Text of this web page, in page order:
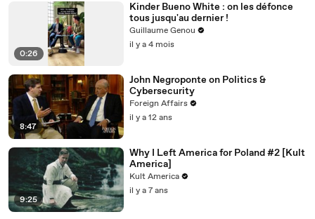
0:26
Kinder Bueno White : on les défonce
tous jusqu'au dernier !
Guillaume Genou
il y a 4 mois
8:47
John Negroponte on Politics &
Cybersecurity
Foreign Affairs
il y a 12 ans
9:25
Why I Left America for Poland #2 [Kult
America]
Kult America
il y a 7 ans